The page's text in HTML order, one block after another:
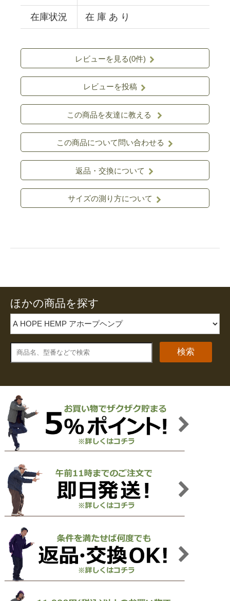
在庫状況 在 庫 あ り
レビューを見る(0件)
レビューを投稿
この商品を友達に教える
この商品について問い合わせる
返品・交換について
サイズの測り方について
ほかの商品を探す
検索